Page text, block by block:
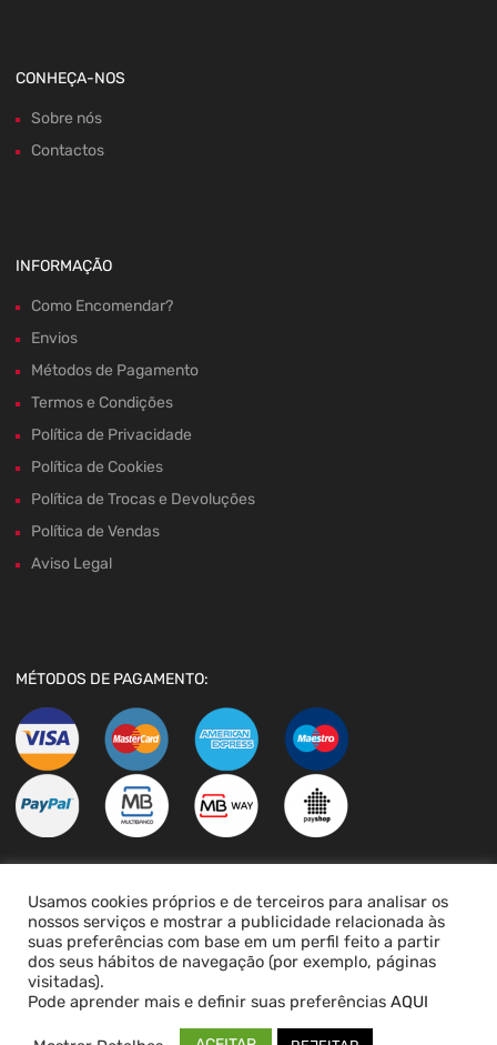
CONHEÇA-NOS
Sobre nós
Contactos
INFORMAÇÃO
Como Encomendar?
Envios
Métodos de Pagamento
Termos e Condições
Política de Privacidade
Política de Cookies
Política de Trocas e Devoluções
Política de Vendas
Aviso Legal
MÉTODOS DE PAGAMENTO:
LIVRO DE RECLAMAÇÕES
Usamos cookies próprios e de terceiros para analisar os
nossos serviços e mostrar a publicidade relacionada às
suas preferências com base em um perfil feito a partir
dos seus hábitos de navegação (por exemplo, páginas
visitadas).
Pode aprender mais e definir suas preferências AQUI